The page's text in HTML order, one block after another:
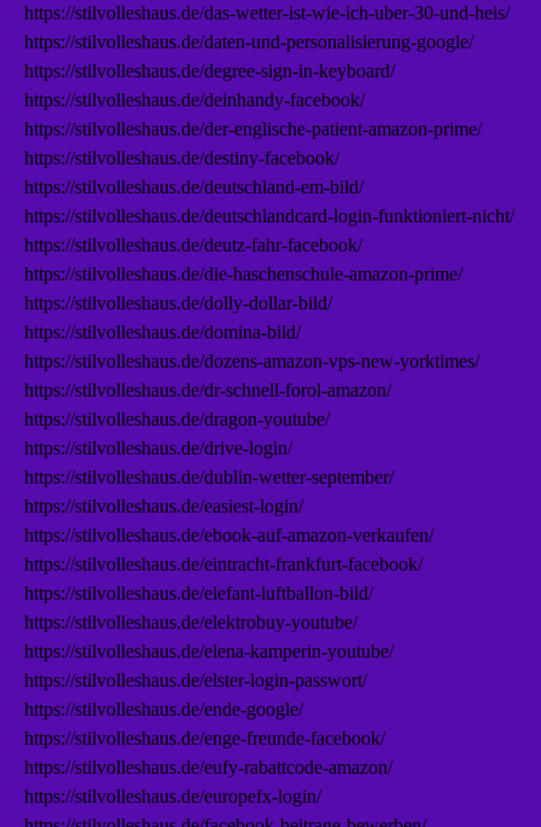
https://stilvolleshaus.de/das-wetter-ist-wie-ich-uber-30-und-heis/
https://stilvolleshaus.de/daten-und-personalisierung-google/
https://stilvolleshaus.de/degree-sign-in-keyboard/
https://stilvolleshaus.de/deinhandy-facebook/
https://stilvolleshaus.de/der-englische-patient-amazon-prime/
https://stilvolleshaus.de/destiny-facebook/
https://stilvolleshaus.de/deutschland-em-bild/
https://stilvolleshaus.de/deutschlandcard-login-funktioniert-nicht/
https://stilvolleshaus.de/deutz-fahr-facebook/
https://stilvolleshaus.de/die-haschenschule-amazon-prime/
https://stilvolleshaus.de/dolly-dollar-bild/
https://stilvolleshaus.de/domina-bild/
https://stilvolleshaus.de/dozens-amazon-vps-new-yorktimes/
https://stilvolleshaus.de/dr-schnell-forol-amazon/
https://stilvolleshaus.de/dragon-youtube/
https://stilvolleshaus.de/drive-login/
https://stilvolleshaus.de/dublin-wetter-september/
https://stilvolleshaus.de/easiest-login/
https://stilvolleshaus.de/ebook-auf-amazon-verkaufen/
https://stilvolleshaus.de/eintracht-frankfurt-facebook/
https://stilvolleshaus.de/elefant-luftballon-bild/
https://stilvolleshaus.de/elektrobuy-youtube/
https://stilvolleshaus.de/elena-kamperin-youtube/
https://stilvolleshaus.de/elster-login-passwort/
https://stilvolleshaus.de/ende-google/
https://stilvolleshaus.de/enge-freunde-facebook/
https://stilvolleshaus.de/eufy-rabattcode-amazon/
https://stilvolleshaus.de/europefx-login/